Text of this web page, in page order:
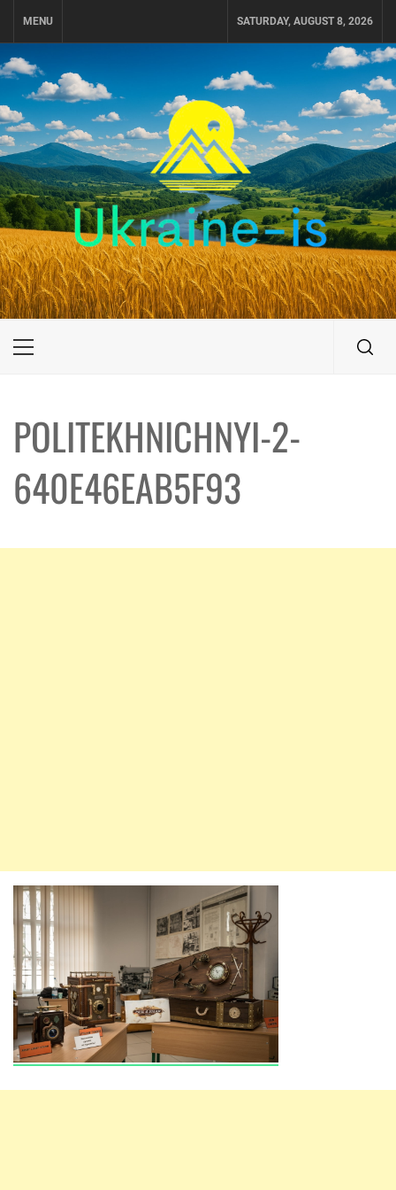
MENU SATURDAY, AUGUST 8, 2026
UKRAINE-IS
ПОДОРОЖI ПО УКРАЇНІ
Primary
POLITEKHNICHNYI-2-
640E46EAB5F93